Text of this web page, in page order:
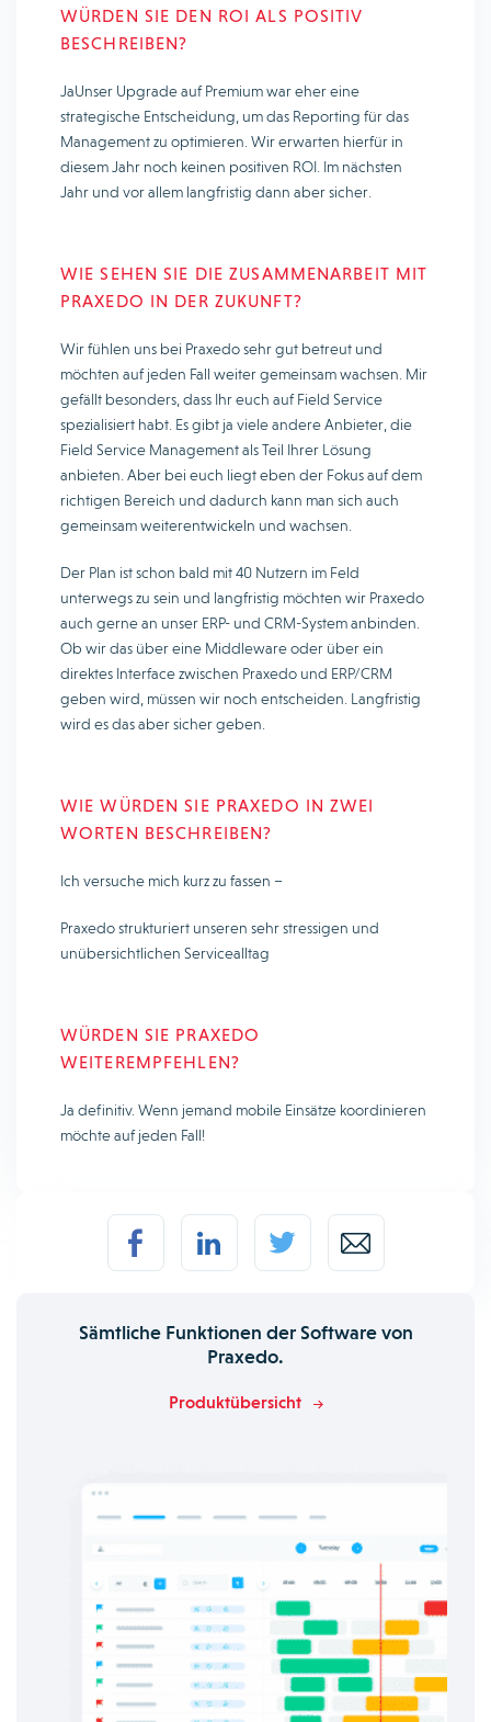
WÜRDEN SIE DEN ROI ALS POSITIV
BESCHREIBEN?
JaUnser Upgrade auf Premium war eher eine
strategische Entscheidung, um das Reporting für das
Management zu optimieren. Wir erwarten hierfür in
diesem Jahr noch keinen positiven ROI. Im nächsten
Jahr und vor allem langfristig dann aber sicher.
WIE SEHEN SIE DIE ZUSAMMENARBEIT MIT
PRAXEDO IN DER ZUKUNFT?
Wir fühlen uns bei Praxedo sehr gut betreut und
möchten auf jeden Fall weiter gemeinsam wachsen. Mir
gefällt besonders, dass Ihr euch auf Field Service
spezialisiert habt. Es gibt ja viele andere Anbieter, die
Field Service Management als Teil Ihrer Lösung
anbieten. Aber bei euch liegt eben der Fokus auf dem
richtigen Bereich und dadurch kann man sich auch
gemeinsam weiterentwickeln und wachsen.
Der Plan ist schon bald mit 40 Nutzern im Feld
unterwegs zu sein und langfristig möchten wir Praxedo
auch gerne an unser ERP- und CRM-System anbinden.
Ob wir das über eine Middleware oder über ein
direktes Interface zwischen Praxedo und ERP/CRM
geben wird, müssen wir noch entscheiden. Langfristig
wird es das aber sicher geben.
WIE WÜRDEN SIE PRAXEDO IN ZWEI
WORTEN BESCHREIBEN?
Ich versuche mich kurz zu fassen –
Praxedo strukturiert unseren sehr stressigen und
unübersichtlichen Servicealltag
WÜRDEN SIE PRAXEDO
WEITEREMPFEHLEN?
Ja definitiv. Wenn jemand mobile Einsätze koordinieren
möchte auf jeden Fall!
Sämtliche Funktionen der Software von
Praxedo.
Produktübersicht